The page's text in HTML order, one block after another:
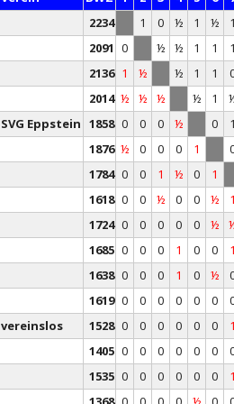
TANDEM-BLITZ-MEISTERSCHAFT
FRÜHSOMMER-CUP
2234 1 0 ½ 1 ½ 1
2091 0 ½ ½ 1 1 1
2136 1 ½ ½ 1 1
2014 ½ ½ ½ ½ 1
SVG Eppstein 1858 0 0 0 ½ 0 1
1876 ½ 0 0 0 1
1784 0 0 1 ½ 0 1
1618 0 0 ½ 0 0 ½ 1
1724 0 0 0 0 0 ½
1685 0 0 0 1 0 0 1
1638 0 0 0 1 0 ½
1619 0 0 0 0 0 0
vereinslos 1528 0 0 0 0 0 0 1
1405 0 0 0 0 0 0
1535 0 0 0 0 0 0 1